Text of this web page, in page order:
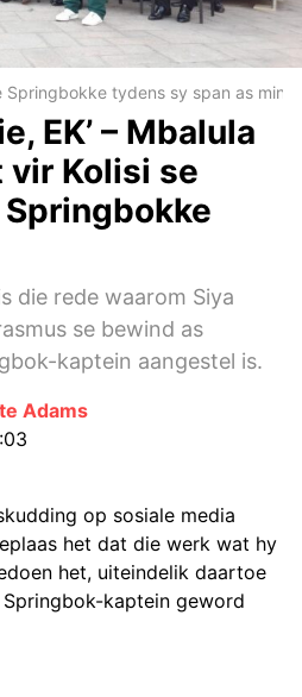
Springbokke tydens sy span as
EK’ – Mbalula
vir Kolisi se
die rede waarom Siya
se bewind as
kaptein aangestel is.
Adams
op sosiale media
het dat die werk wat hy
het, uiteindelik daartoe
kaptein geword